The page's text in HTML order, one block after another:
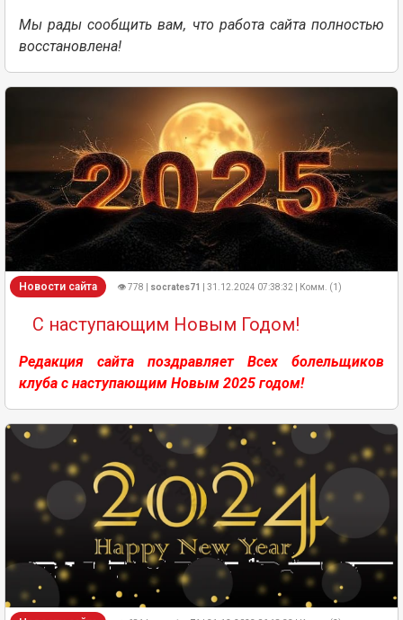
Мы рады сообщить вам, что работа сайта полностью
восстановлена!
Новости сайта 👁 778 | socrates71 | 31.12.2024 07:38:32 | Комм. (1)
С наступающим Новым Годом!
Редакция сайта поздравляет Всех болельщиков
клуба с наступающим Новым 2025 годом!